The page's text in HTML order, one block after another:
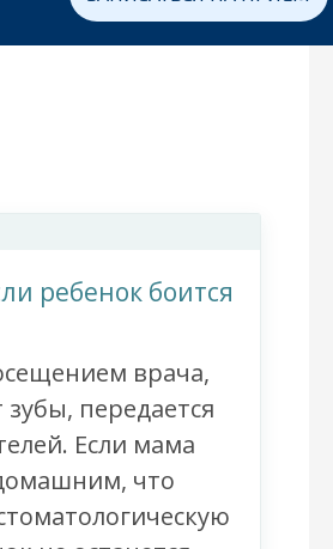
ребенок боится
врача,
передается
Если мама
что